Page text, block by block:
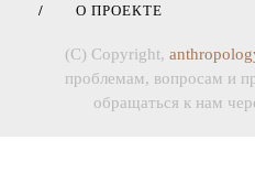
О ПРОЕКТЕ
(C) Copyright,
проблемам, вопросам и
обращаться к нам